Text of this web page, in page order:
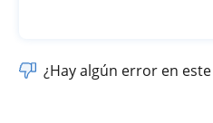
¿Hay algún error en